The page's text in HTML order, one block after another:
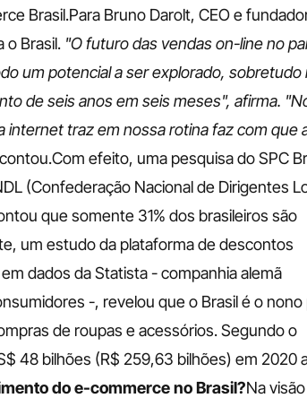
Brasil.Para Bruno Darolt, CEO e
o Brasil. "O futuro das vendas on-line no
um potencial a ser explorado, sobretudo
de seis anos em seis meses", afirma.
internet traz em nossa rotina faz com que
efeito, uma pesquisa do SPC
(Confederação Nacional de Dirigentes
que somente 31% dos brasileiros são
um estudo da plataforma de descontos
dados da Statista - companhia alemã
-, revelou que o Brasil é o nono
de roupas e acessórios. Segundo o
48 bilhões (R$ 259,63 bilhões) em 2020
do e-commerce no Brasil?Na